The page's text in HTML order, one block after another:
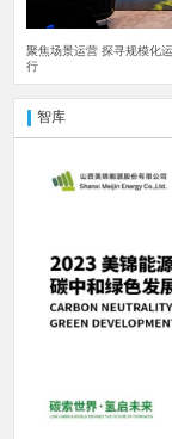
聚焦场景运营 探寻规模化
行
智库